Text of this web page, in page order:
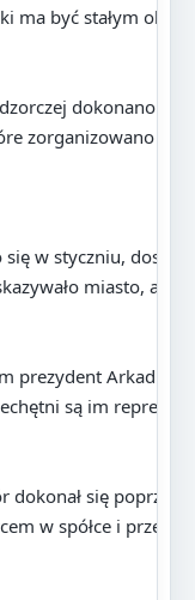
ma być stałym
dokonano na
zorganizowano na
w styczniu,
miasto, a
prezydent
są im
się poprzez
w spółce i